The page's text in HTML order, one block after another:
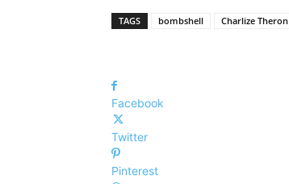
TAGS bombshell Charlize Theron
Facebook
Twitter
Pinterest